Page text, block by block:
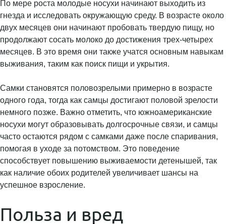
По мере роста молодые носухи начинают выходить из
гнезда и исследовать окружающую среду. В возрасте около
двух месяцев они начинают пробовать твердую пищу, но
продолжают сосать молоко до достижения трех-четырех
месяцев. В это время они также учатся основным навыкам
выживания, таким как поиск пищи и укрытия.
Самки становятся половозрелыми примерно в возрасте
одного года, тогда как самцы достигают половой зрелости
немного позже. Важно отметить, что южноамериканские
носухи могут образовывать долгосрочные связи, и самцы
часто остаются рядом с самками даже после спаривания,
помогая в уходе за потомством. Это поведение
способствует повышению выживаемости детенышей, так
как наличие обоих родителей увеличивает шансы на
успешное взросление.
Польза и вред